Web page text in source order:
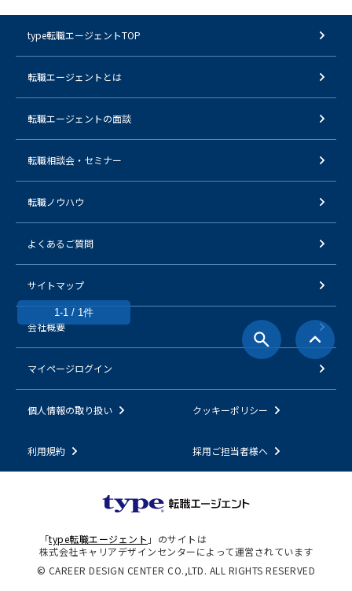
1-1 / 1件
type転職エージェントTOP
転職エージェントとは
転職エージェントの面談
転職相談会・セミナー
転職ノウハウ
よくあるご質問
サイトマップ
会社概要
マイページログイン
個人情報の取り扱い クッキーポリシー
利用規約 採用ご担当者様へ
「type転職エージェント 」のサイトは
株式会社キャリアデザインセンターによって運営されています
© CAREER DESIGN CENTER CO.,LTD. ALL RIGHTS RESERVED